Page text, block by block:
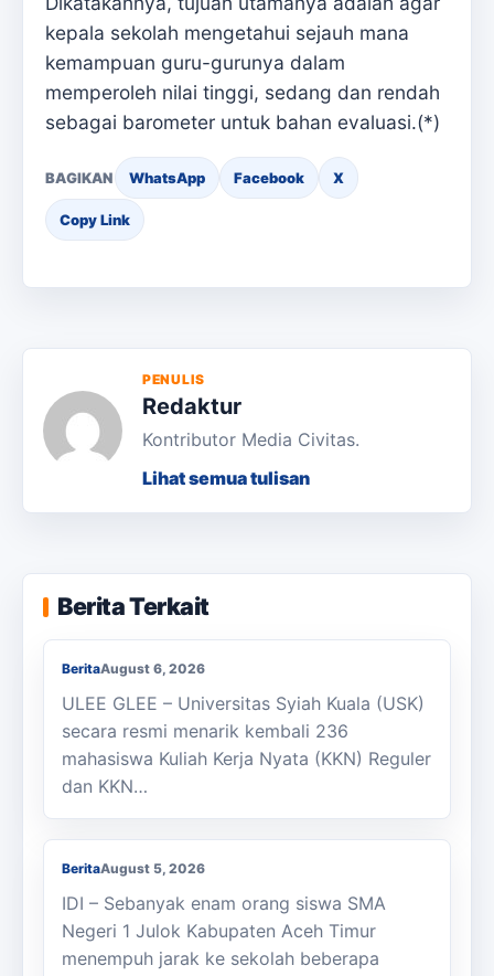
kepala sekolah mengetahui sejauh mana
kemampuan guru-gurunya dalam
memperoleh nilai tinggi, sedang dan rendah
sebagai barometer untuk bahan evaluasi.(*)
BAGIKAN WhatsApp Facebook X
Copy Link
PENULIS
Redaktur
Kontributor Media Civitas.
Lihat semua tulisan
Berita Terkait
KKN Usai, KOSI USK Apresiasi Dukungan
Masyarakat Bandar Dua
BeritaAugust 6, 2026
ULEE GLEE – Universitas Syiah Kuala (USK)
secara resmi menarik kembali 236
mahasiswa Kuliah Kerja Nyata (KKN) Reguler
dan KKN…
Berjalan Kaki ke Sekolah, Enam Siswa
SMAN 1 Julok Butuh Sepeda
BeritaAugust 5, 2026
IDI – Sebanyak enam orang siswa SMA
Negeri 1 Julok Kabupaten Aceh Timur
menempuh jarak ke sekolah beberapa